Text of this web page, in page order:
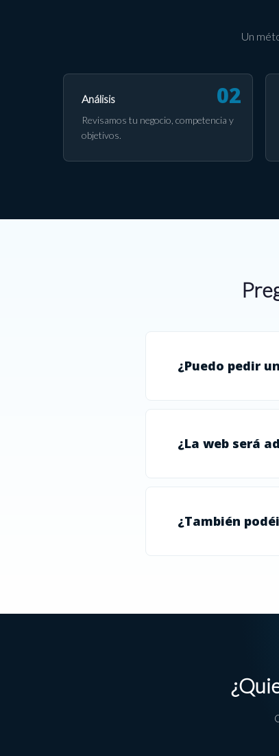
Un
Análisis
Revisamos tu negocio, competencia y
objetivos.
¿Puedo pedir
¿La web será
¿También